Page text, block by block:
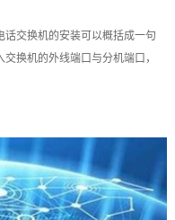
交换机的安装可以概括成一句
换机的外线端口与分机端口，